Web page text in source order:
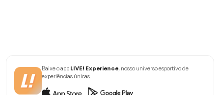
Baixe o appLIVE! Experience, nosso universo esportivo de
experiências únicas.